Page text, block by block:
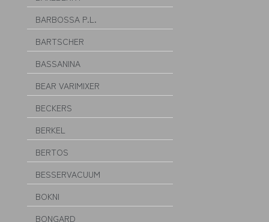
BARBOSSA P.L.
BARTSCHER
BASSANINA
BEAR VARIMIXER
BECKERS
BERKEL
BERTOS
BESSERVACUUM
BOKNI
BONGARD